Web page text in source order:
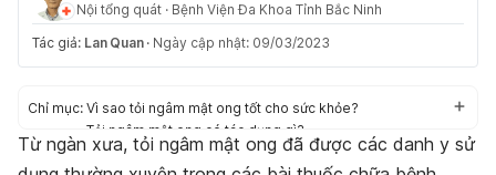
Nội tổng quát · Bệnh Viện Đa Khoa Tỉnh Bắc Ninh
Tác giả: Lan Quan · Ngày cập nhật: 09/03/2023
Chỉ mục: Vì sao tỏi ngâm mật ong tốt cho sức khỏe?
Tỏi ngâm mật ong có tác dụng gì?
Hạn chế khi sử dụng tỏi ngâm mật ong
Từ ngàn xưa, tỏi ngâm mật ong đã được các danh y sử